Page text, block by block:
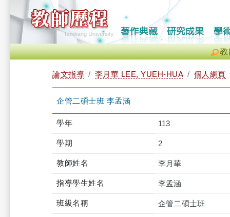
教
論文指導 李月華 LEE, YUEH-HUA 個人網頁
企管二碩士班 李孟涵
學年 113
學期 2
教師姓名 李月華
指導學生姓名 李孟涵
班級名稱 企管二碩士班